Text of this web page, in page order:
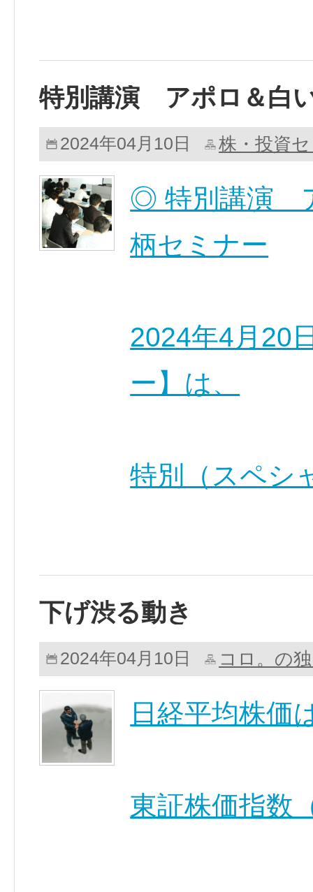
特別講演 アポロ＆白
2024年04月10日 株・投資
◎ 特別講演
柄セミナー
2024年4月20
ー】は、
特別（スペ
下げ渋る動き
2024年04月10日 コロ。の
日経平均株価
東証株価指数